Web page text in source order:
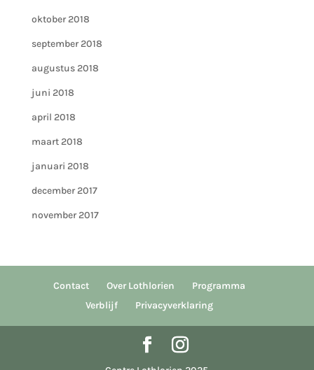
oktober 2018
september 2018
augustus 2018
juni 2018
april 2018
maart 2018
januari 2018
december 2017
november 2017
Contact Over Lothlorien
Programma
Verblijf
Privacyverklaring